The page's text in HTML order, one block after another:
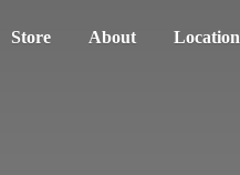
Store About Location